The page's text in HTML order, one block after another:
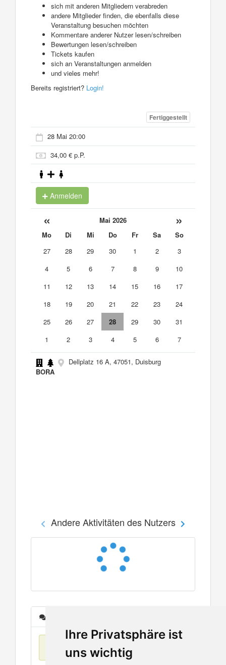
Ihre Privatsphäre ist
uns wichtig
sich mit anderen Mitgliedern verabreden
andere Mitglieder finden, die ebenfalls diese
Veranstaltung besuchen möchten
Kommentare anderer Nutzer lesen/schreiben
Bewertungen lesen/schreiben
Tickets kaufen
sich an Veranstaltungen anmelden
und vieles mehr!
Bereits registriert? Login!
Fertiggestellt
28 Mai 20:00
34,00 € p.P.
Anmelden
« Mai 2026 »
Mo Di Mi Do Fr Sa
So
27
28 29 30 1 2
3
4
5 6 7 8 9
10
11
12 13 14 15 16
17
18
19 20 21 22 23
24
25
26 27 28 29 30
31
1
2 3 4 5 6 7
Dellplatz 16 A, 47051, Duisburg
BORA
Andere Aktivitäten des Nutzers
Keine Einträge